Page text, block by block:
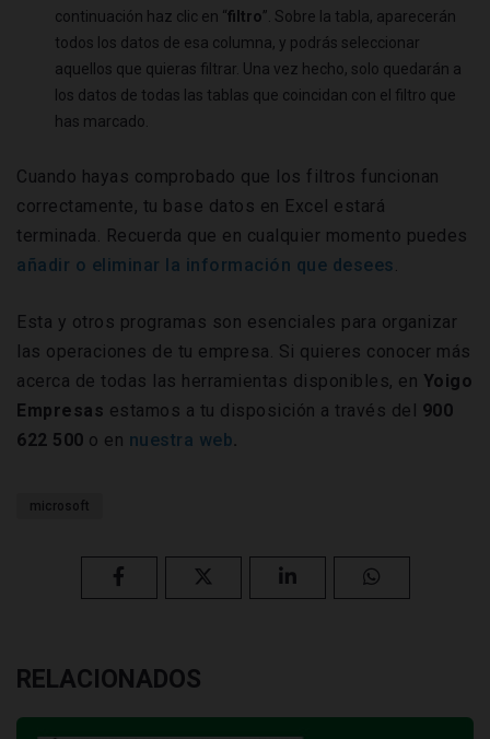
continuación haz clic en “filtro”. Sobre la tabla, aparecerán
todos los datos de esa columna, y podrás seleccionar
aquellos que quieras filtrar. Una vez hecho, solo quedarán a
los datos de todas las tablas que coincidan con el filtro que
has marcado.
Cuando hayas comprobado que los filtros funcionan
correctamente, tu base datos en Excel estará
terminada. Recuerda que en cualquier momento puedes
añadir o eliminar la información que desees.
Esta y otros programas son esenciales para organizar
las operaciones de tu empresa. Si quieres conocer más
acerca de todas las herramientas disponibles, en Yoigo
Empresas estamos a tu disposición a través del 900
622 500 o en nuestra web.
microsoft
RELACIONADOS